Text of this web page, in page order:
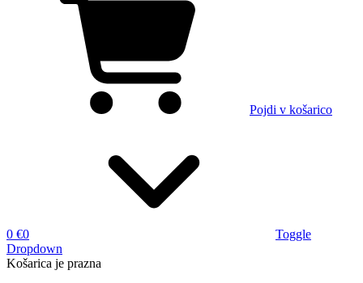
Pojdi v košarico
0 €0
Toggle
Dropdown
Košarica je prazna